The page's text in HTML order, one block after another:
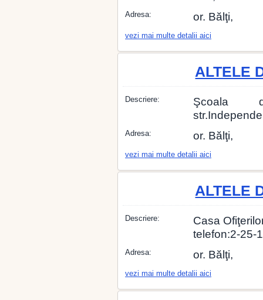
Adresa: or. Bălţi,
vezi mai multe detalii aici
ALTELE
Descriere:
Şcoala
Adresa: or. Bălţi,
vezi mai multe detalii aici
ALTELE
Descriere:
Casa
telefon:2-25-
Adresa: or. Bălţi,
vezi mai multe detalii aici